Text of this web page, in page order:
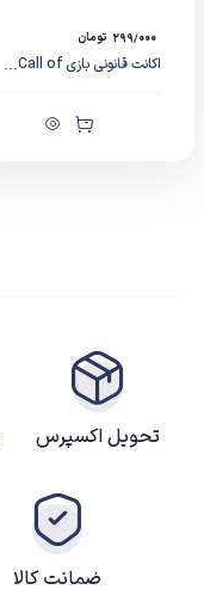
۲۹۹/۰۰۰ تومان
اکانت قانونی بازی Call of...
تحویل اکسپرس
ضمانت کالا